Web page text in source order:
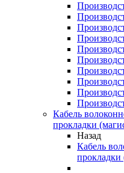
Кабель
прокладки
Назад
Кабель
прокладки